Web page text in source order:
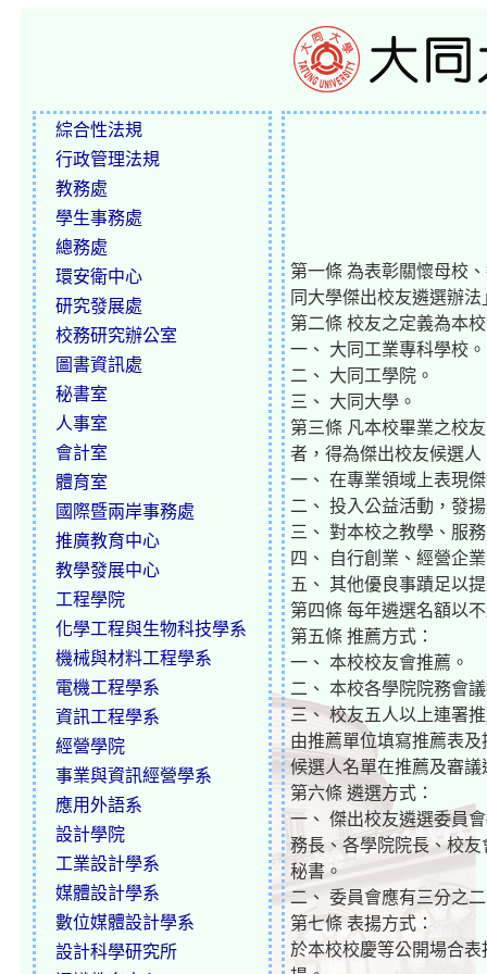
綜合性法規
行政管理法規
教務處
學生事務處
總務處
環安衛中心
研究發展處
校務研究辦公室
圖書資訊處
秘書室
人事室
會計室
體育室
國際暨兩岸事務處
推廣教育中心
教學發展中心
工程學院
化學工程與生物科技學系
機械與材料工程學系
電機工程學系
資訊工程學系
經營學院
事業與資訊經營學系
應用外語系
設計學院
工業設計學系
媒體設計學系
數位媒體設計學系
設計科學研究所
第一條 為表彰關懷母校
同大學傑出校友遴選辦
第二條 校友之定義為本
一、 大同工業專科學校。
二、 大同工學院。
三、 大同大學。
第三條 凡本校畢業之校
者，得為傑出校友候選人
一、 在專業領域上表現
二、 投入公益活動，發
三、 對本校之教學、服
四、 自行創業、經營企
五、 其他優良事蹟足以
第四條 每年遴選名額以
第五條 推薦方式：
一、 本校校友會推薦。
二、 本校各學院院務會
三、 校友五人以上連署
由推薦單位填寫推薦表
候選人名單在推薦及審
第六條 遴選方式：
一、 傑出校友遴選委員
務長、各學院院長、校
秘書。
二、 委員會應有三分之
第七條 表揚方式：
於本校校慶等公開場合